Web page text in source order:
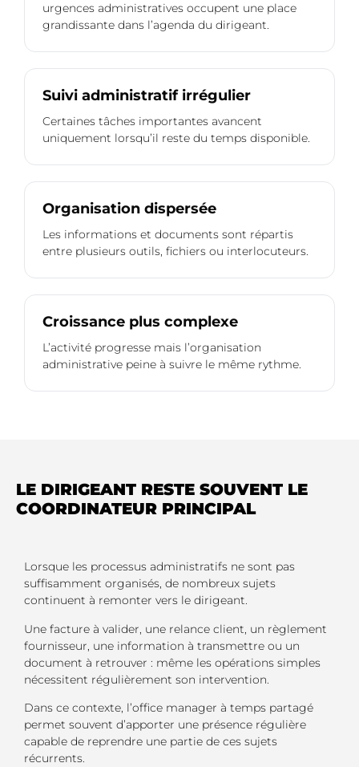
urgences administratives occupent une place
grandissante dans l’agenda du dirigeant.
Suivi administratif irrégulier
Certaines tâches importantes avancent
uniquement lorsqu’il reste du temps disponible.
Organisation dispersée
Les informations et documents sont répartis
entre plusieurs outils, fichiers ou interlocuteurs.
Croissance plus complexe
L’activité progresse mais l’organisation
administrative peine à suivre le même rythme.
LE DIRIGEANT RESTE SOUVENT LE
COORDINATEUR PRINCIPAL
Lorsque les processus administratifs ne sont pas
suffisamment organisés, de nombreux sujets
continuent à remonter vers le dirigeant.
Une facture à valider, une relance client, un règlement
fournisseur, une information à transmettre ou un
document à retrouver : même les opérations simples
nécessitent régulièrement son intervention.
Dans ce contexte, l’office manager à temps partagé
permet souvent d’apporter une présence régulière
capable de reprendre une partie de ces sujets
récurrents.